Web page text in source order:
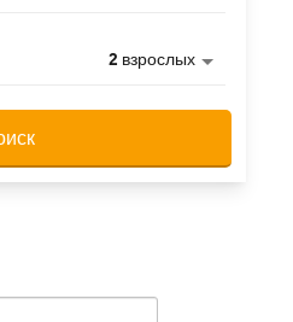
2 взрослых